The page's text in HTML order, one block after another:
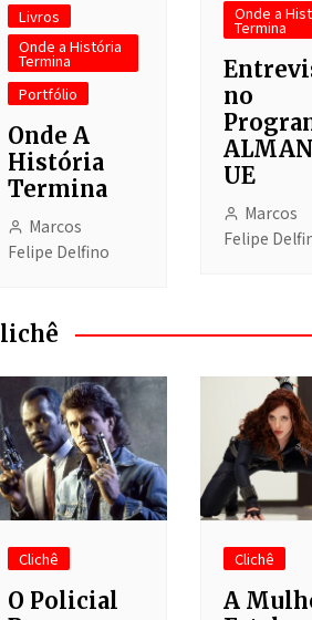
Livros
Onde a História
Termina
Portfólio
Onde A
História
Termina
Marcos
Felipe Delfino
Onde a
Termina
no
UE
Marcos
Felipe
Clichê
O Policial
Clichê
A